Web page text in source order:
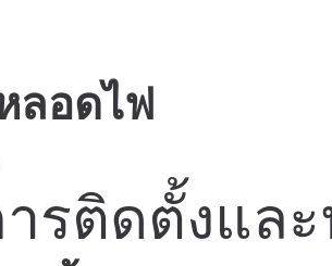
ลอดไฟ
รติดตั้งแล